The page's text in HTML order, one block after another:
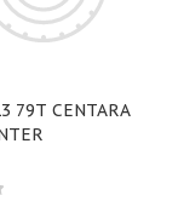
79T CENTARA